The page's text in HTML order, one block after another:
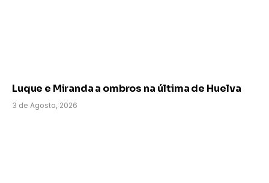
Luque e Miranda a ombros na última de Huelva
3 de Agosto, 2026